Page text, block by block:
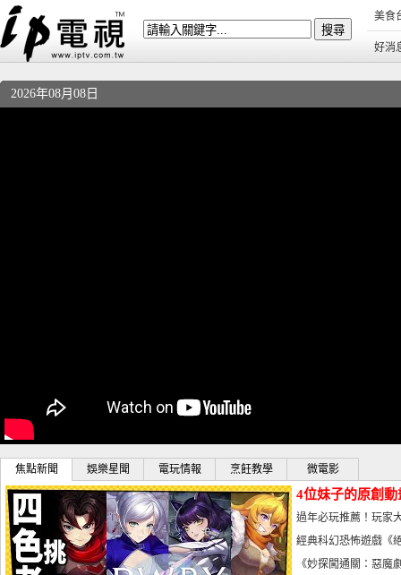
美食
好消
2026年08月08日
焦點新聞 娛樂星聞 電玩情報 烹飪教學 微電影
4位妹子的原創
曝光_電玩宅速配
過年必玩推薦！玩家
宅速配20230126
經典科幻恐怖遊戲《
懼體驗-電玩宅速配
《妙探闖通關：惡